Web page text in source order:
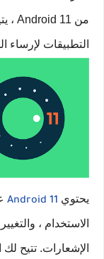
من Android 11 ، يتيح لك
التطبيقات لإرساء
يحتوي Android 11
الاستخدام ،
الإشعارات. تتيح